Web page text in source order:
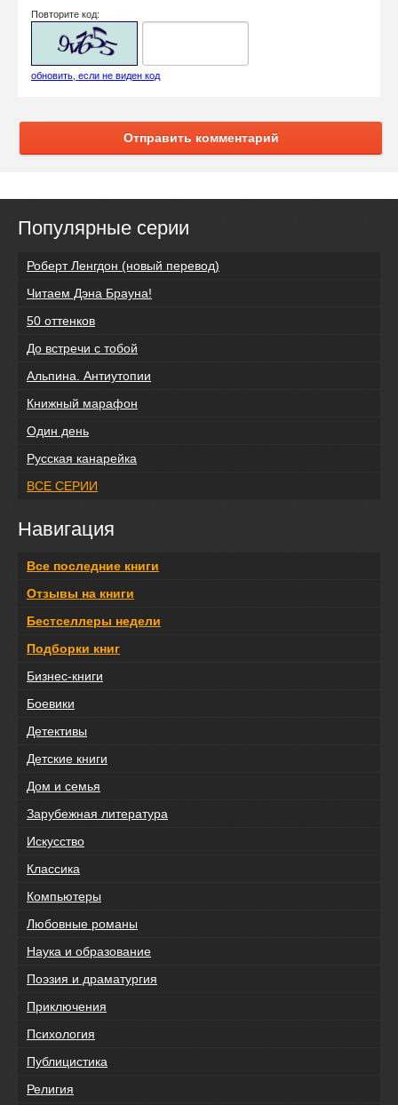
Повторите код:
обновить, если не виден код
Отправить комментарий
Популярные серии
Роберт Ленгдон (новый перевод)
Читаем Дэна Брауна!
50 оттенков
До встречи с тобой
Альпина. Антиутопии
Книжный марафон
Один день
Русская канарейка
ВСЕ СЕРИИ
Навигация
Все последние книги
Отзывы на книги
Бестселлеры недели
Подборки книг
Бизнес-книги
Боевики
Детективы
Детские книги
Дом и семья
Зарубежная литература
Искусство
Классика
Компьютеры
Любовные романы
Наука и образование
Поэзия и драматургия
Приключения
Психология
Публицистика
Религия